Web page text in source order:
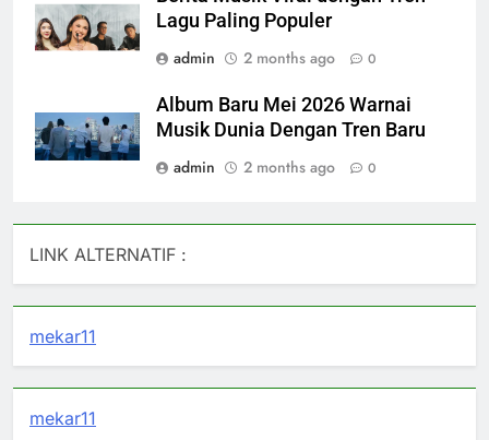
Lagu Paling Populer
admin
2 months ago 0
Album Baru Mei 2026 Warnai
Musik Dunia Dengan Tren Baru
admin
2 months ago 0
LINK ALTERNATIF :
mekar11
mekar11